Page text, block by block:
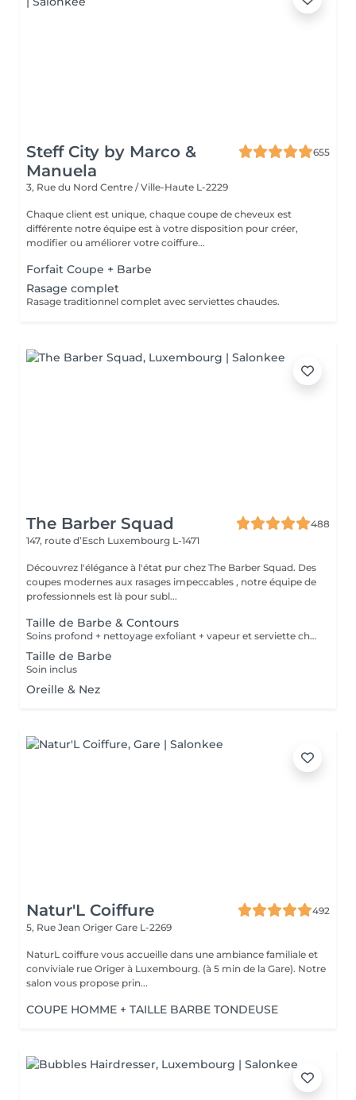
Steff City by Marco &
Manuela
655
3, Rue du Nord Centre / Ville-Haute L-2229
Chaque client est unique, chaque coupe de cheveux est
différente notre équipe est à votre disposition pour créer,
modifier ou améliorer votre coiffure...
Forfait Coupe + Barbe
Rasage complet
Rasage traditionnel complet avec serviettes chaudes.
The Barber Squad
488
147, route d’Esch Luxembourg L-1471
Découvrez l'élégance à l'état pur chez The Barber Squad. Des
coupes modernes aux rasages impeccables , notre équipe de
professionnels est là pour subl...
Taille de Barbe & Contours
Soins profond + nettoyage exfoliant + vapeur et serviette chaude/froide
Taille de Barbe
Soin inclus
Oreille & Nez
Natur'L Coiffure
492
5, Rue Jean Origer Gare L-2269
NaturL coiffure vous accueille dans une ambiance familiale et
conviviale rue Origer à Luxembourg. (à 5 min de la Gare). Notre
salon vous propose prin...
COUPE HOMME + TAILLE BARBE TONDEUSE